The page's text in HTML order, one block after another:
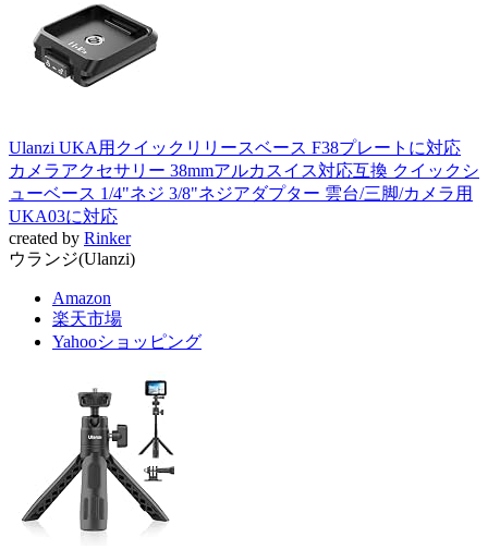
Ulanzi UKA用クイックリリースベース F38プレートに対応
カメラアクセサリー 38mmアルカスイス対応互換 クイックシ
ューベース 1/4"ネジ 3/8"ネジアダプター 雲台/三脚/カメラ用
UKA03に対応
created by Rinker
ウランジ(Ulanzi)
Amazon
楽天市場
Yahooショッピング